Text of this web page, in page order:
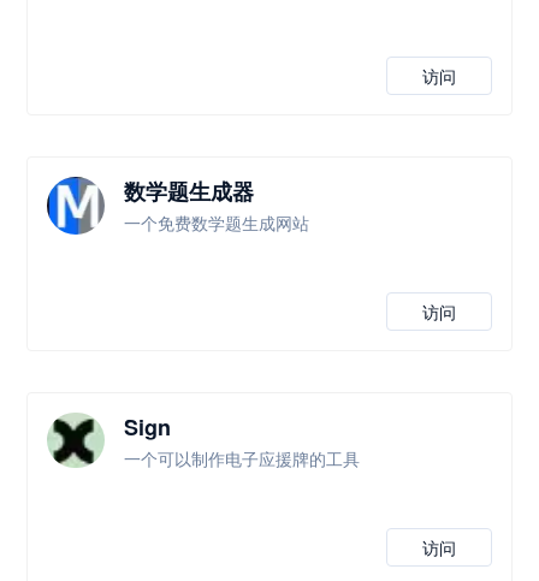
访问
数学题生成器
一个免费数学题生成网站
访问
Sign
一个可以制作电子应援牌的工具
访问